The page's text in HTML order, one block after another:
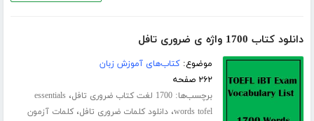
دانلود کتاب 1700 واژه ی ضروری تافل
موضوع:کتاب‌های آموزش زبان
۲۶۲ صفحه
برچسب‌ها:1700 لغت کتاب ضروری تافل ،essentials
words tofel،دانلود کلمات ضروری تافل،کلمات آزمون